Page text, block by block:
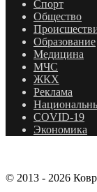
Спорт
Общество
Образование
Медицина
МЧС
ЖКХ
Реклама
COVID-19
Экономика
© 2013 - 2026